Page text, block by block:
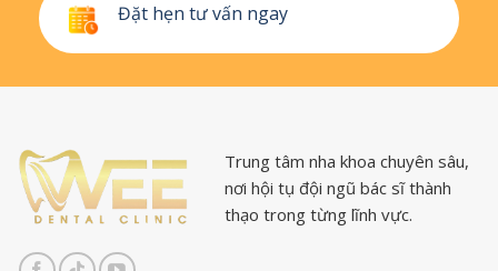
Đặt hẹn tư vấn ngay
Trung tâm nha khoa chuyên sâu,
nơi hội tụ đội ngũ bác sĩ thành
thạo trong từng lĩnh vực.